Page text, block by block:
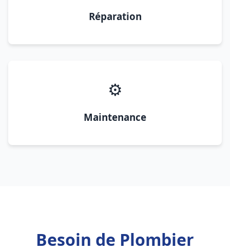
Réparation
⚙️
Maintenance
Besoin de Plombier